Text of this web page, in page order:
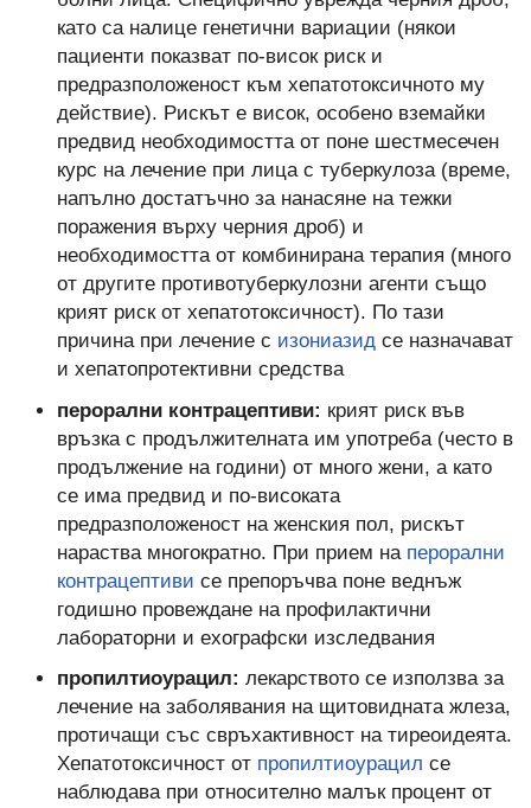
като са налице генетични вариации (някои
пациенти показват по-висок риск и
предразположеност към хепатотоксичното му
действие). Рискът е висок, особено вземайки
предвид необходимостта от поне шестмесечен
курс на лечение при лица с туберкулоза (време,
напълно достатъчно за нанасяне на тежки
поражения върху черния дроб) и
необходимостта от комбинирана терапия (много
от другите противотуберкулозни агенти също
крият риск от хепатотоксичност). По тази
причина при лечение с изониазидсе назначават
и хепатопротективни средства
перорални контрацептиви: крият риск във
връзка с продължителната им употреба (често в
продължение на години) от много жени, а като
се има предвид и по-високата
предразположеност на женския пол, рискът
нараства многократно. При прием на перорални
контрацептиви се препоръчва поне веднъж
годишно провеждане на профилактични
лабораторни и ехографски изследвания
пропилтиоурацил: лекарството се използва за
лечение на заболявания на щитовидната жлеза,
протичащи със свръхактивност на тиреоидеята.
Хепатотоксичност от пропилтиоурацил се
наблюдава при относително малък процент от